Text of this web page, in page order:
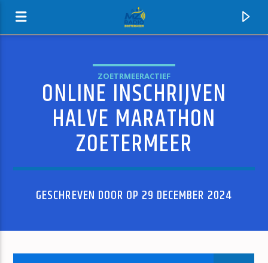
MZ-RADIO
HUIDIG NUMMER
ZOETRMEERACTIEF
ONLINE INSCHRIJVEN
HALVE MARATHON
ZOETERMEER
GESCHREVEN DOOR OP 29 DECEMBER 2024